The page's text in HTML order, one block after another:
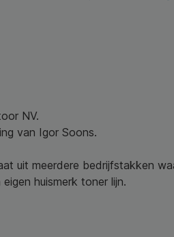
NV.
van Igor Soons.
uit meerdere bedrijfstakken
huismerk toner lijn.